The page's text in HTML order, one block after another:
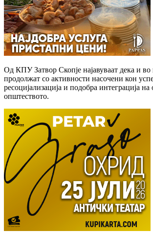
Од КПУ Затвор Скопје најавуваат дека и
продолжат со активности насочени кон
ресоцијализација и подобра интеграција
општеството.